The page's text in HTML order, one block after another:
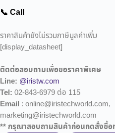
📞 Call
ราคาสินค้ายังไม่รวมภาษีมูลค่าเพิ่ม
[display_datasheet]
ติดต่อสอบถามเพื่อขอราคาพิเศษ
Line: @iristw.com
Tel: 02-843-6979 ต่อ 115
Email : online@iristechworld.com,
marketing@iristechworld.com
** กรุณาสอบถามสินค้าก่อนกดสั่งซื้อ